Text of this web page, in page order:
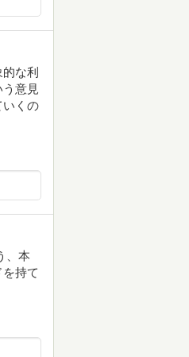
な利
意見
いくの
、本
持て